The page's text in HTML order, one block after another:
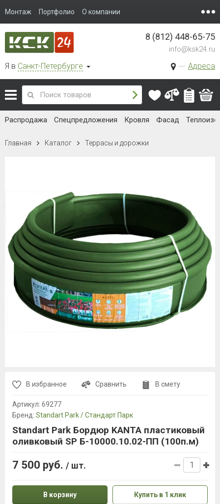
Монтаж Портфолио О компании
Я в Санкт-Петербурге Адреса
8 (812) 448-65-75
info@ksk24.ru
Распродажа Спецпредложения Кровля Фасад
Главная Каталог Террасы и дорожки
В избранное Сравнить В смету
Артикул: 69277
Бренд: Standart Park / Стандарт Парк
Standart Park Бордюр KANTA пластиковый
оливковый SP Б-10000.10.02-ПП (100п.м)
7 500 руб. / шт.
В корзину Купить в 1 клик